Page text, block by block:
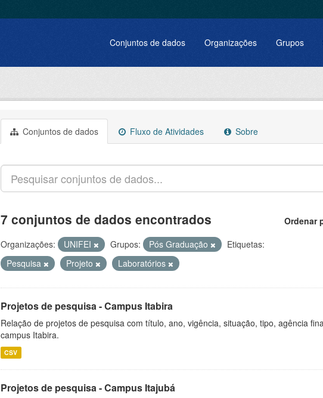
Conjuntos de dados Organizações Grupos
Conjuntos de dados Fluxo de Atividades Sobre
Ordenar
7 conjuntos de dados encontrados
Organizações: UNIFEI Grupos: Pós Graduação
Etiquetas:
Pesquisa
Projeto Laboratórios
Projetos de pesquisa - Campus Itabira
Relação de projetos de pesquisa com título, ano, vigência, situação, tipo, agência
campus Itabira.
CSV
Projetos de pesquisa - Campus Itajubá